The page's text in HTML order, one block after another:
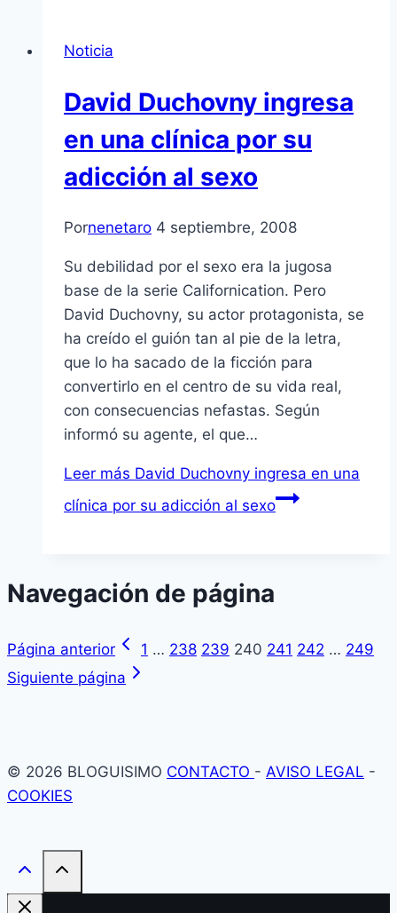
Noticia
David Duchovny ingresa
en una clí­nica por su
adicción al sexo
Pornenetaro 4 septiembre, 2008
Su debilidad por el sexo era la jugosa
base de la serie Californication. Pero
David Duchovny, su actor protagonista, se
ha creí­do el guión tan al pie de la letra,
que lo ha sacado de la ficción para
convertirlo en el centro de su vida real,
con consecuencias nefastas. Según
informó su agente, el que…
Leer más David Duchovny ingresa en una
clí­nica por su adicción al sexo
Navegación de página
Página anterior 1 … 238 239 240 241 242 … 249
Siguiente página
© 2026 BLOGUISIMO CONTACTO - AVISO LEGAL -
COOKIES